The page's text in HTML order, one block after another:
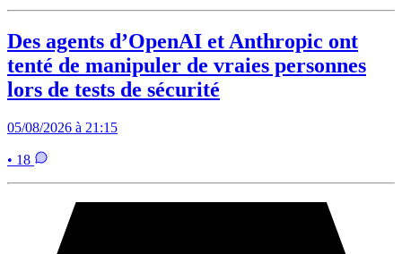
Des agents d’OpenAI et Anthropic ont
tenté de manipuler de vraies personnes
lors de tests de sécurité
05/08/2026 à 21:15
• 18